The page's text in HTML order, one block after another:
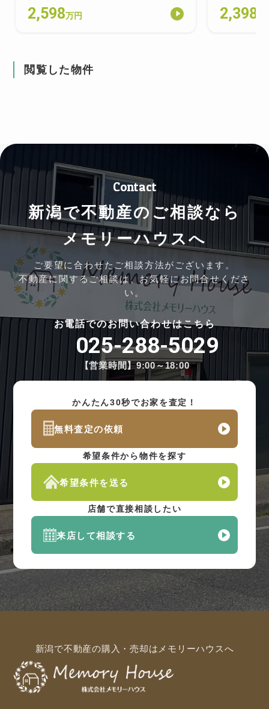
2,598万円 2,398
閲覧した物件
Contact
新潟で不動産のご相談なら
メモリーハウスへ
ご要望に合わせたご相談方法がございます。
不動産に関するご相談は、お気軽にお問合せくださ
い。
お電話でのお問い合わせはこちら
025-288-5029
【営業時間】9:00～18:00
かんたん30秒でお家を査定！
無料査定の依頼
希望条件から物件を探す
希望条件を送る
店舗で直接相談したい
来店して相談する
新潟で不動産の購入・売却はメモリーハウスへ